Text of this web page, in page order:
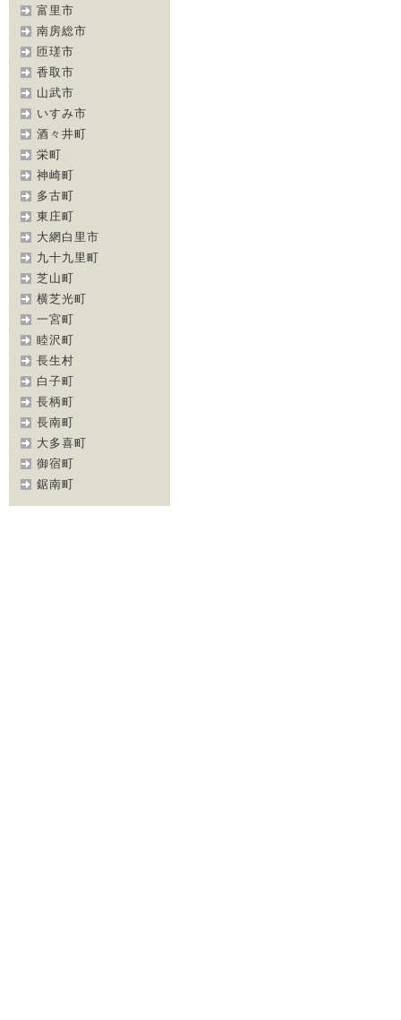
富里市
南房総市
匝瑳市
香取市
山武市
いすみ市
酒々井町
栄町
神崎町
多古町
東庄町
大網白里市
九十九里町
芝山町
横芝光町
一宮町
睦沢町
長生村
白子町
長柄町
長南町
大多喜町
御宿町
鋸南町